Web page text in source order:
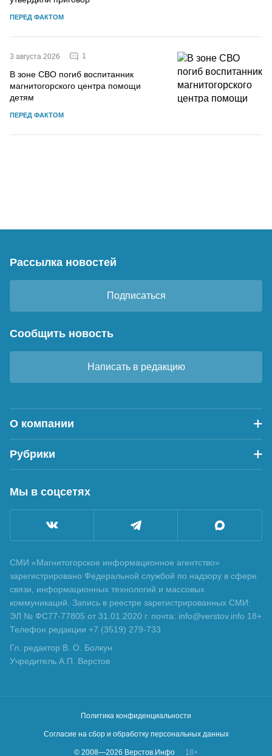
ПЕРЕД ФАКТОМ
3 августа 2026 1
В зоне СВО погиб воспитанник
магнитогорского центра помощи
детям
ПЕРЕД ФАКТОМ
Рассылка новостей
Подписаться
Сообщить новость
Написать в редакцию
О компании
Рубрики
Мы в соцсетях
СМИ «Магнитогорское информационное агентство»
зарегистрировано Федеральной службой по надзору в сфере
связи, информационных технологий и массовых
коммуникаций. Запись в реестре зарегистрированных СМИ:
ЭЛ № ФС77-77805 от 31.01.2020 г. почта: info@verstov.info 18+
Телефон редакции +7 (3519) 279-733
Гл. редактор В. О. Болкун
Учредитель А.П. Верстов
Политика конфиденциальности
Согласие на сбор и обработку персональных данных
© 2008—2026 Верстов.Инфо 18+